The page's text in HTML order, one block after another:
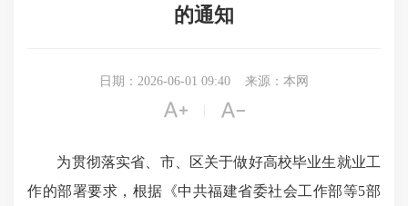
的通知
日期：2026-06-01 09:40 来源：本网
 
为贯彻落实省、市、区关于做好高校毕业生就业工
作的部署要求，根据《中共福建省委社会工作部等5部